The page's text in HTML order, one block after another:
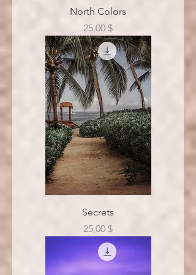
North Colors
Цена
25,00 $
Secrets
Цена
25,00 $